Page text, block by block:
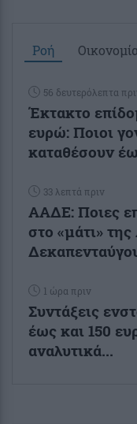
Ροή Οικονομία
56 δευτερόλεπτα
Έκτακτο
ευρώ: Ποιοι
καταθέσουν
33 λεπτά πριν
ΑΑΔΕ: Ποιες
στο «μάτι»
1 ώρα πριν
Συντάξεις
έως και 150
αναλυτικά...